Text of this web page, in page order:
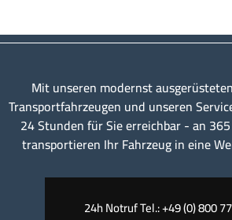
Mit unseren modernst
Transportfahrzeugen und unseren
24 Stunden für Sie erreichbar - an
transportieren Ihr Fahrzeug in eine
24h Notruf Tel.: +49 (0) 800